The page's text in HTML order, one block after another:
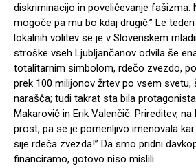
diskriminacijo in poveličevanje fašizma.
mogoče pa mu bo kdaj drugič.” Le
lokalnih volitev se je v Slovenskem
stroške vseh Ljubljančanov odvila še
totalitarnim simbolom, rdečo zvezdo,
prek 100 milijonov žrtev po vsem svetu,
narašča; tudi takrat sta bila
Makarovič in Erik Valenčič. Prireditev,
prost, pa se je pomenljivo imenovala kar
sije rdeča zvezda!” Da smo pridni
financiramo, gotovo niso mislili.